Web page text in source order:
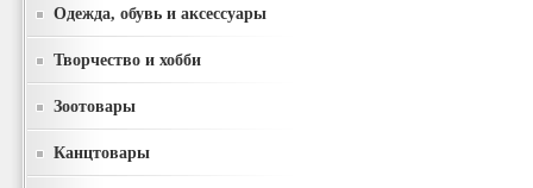
Одежда, обувь и аксессуары
Творчество и хобби
Зоотовары
Канцтовары